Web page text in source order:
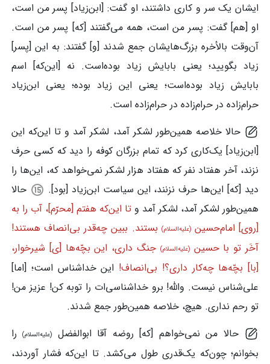
ایشان یک سر و کاری داشتند، او گفت: [ابن‌زیاد] پسر من است،
او [هم] گفت: پسر من است، همه می‌گفتند [که] پسر من است.
آن‌وقت بالأخره بزرگ‌هایشان جمع شدند [و] گفتند: به این [پسر]
زیاد بگویید؛ یعنی بابایش زیاد بوده‌است. نه [این‌که] اسم
بابایش زیاد بوده‌است؛ یعنی این زیاد بوده؛ یعنی ابن‌زیاد
حرام‌زاده در حرام‌زاده در حرام‌زاده است.
حالا خلاصه همین‌طور لشکر آمد، لشکر آمد و تا این‌که این
[ابن‌زیاد] یک‌کاری کرد که تمام بزرگان کوفه را دید که کسی حرف
نزند، آخر هفتاد نفر که هفتاد هزار لشکر نمی‌خواهد که، این‌ها را
دید [که] این‌ها حرف نزنند، این سیاست ابن‌زیاد [بود].
حالا
همین‌طور لشکر آمد، لشکر آمد و تا این‌که هفتم [محرّم]، آب را به
[روی] امام‌حسین(علیه‌السلام) بستند. ببین چه‌قدر بی‌انصاف هستند!
آخَر تو با حسین(علیه‌السلام) جنگ داری، این بچّه‌ها [ی] شیرخوار،
[با] بچّه‌ها چه‌کار داری؟! بی‌انصاف! این خداشناس است؛ [اما]
علی‌شناس نیست. والله! برو خداشناسی‌ات را توبه کن! عزیز من!
تو رحم نداری. هیچ، خلاصه همین‌طور جمع شدند.
حالا من نمی‌خواهم [که] روضه آقا ابوالفضل
(علیه‌السلام)را
بخوانم؛ چون‌که یک‌قدری طول می‌کشد. تا این‌که فشار آوردند،